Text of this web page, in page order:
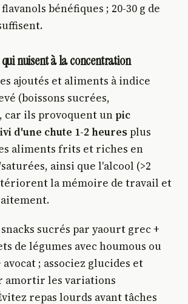
bénéfiques ; 20-30 g de
nuisent à la concentration
ajoutés et aliments à indice
(boissons sucrées,
car ils provoquent un pic
d'une chute 1-2 heuresplus
aliments frits et riches en
ainsi que l'alcool (>2
la mémoire de travail et
sucrés par yaourt grec +
de légumes avec houmous ou
; associez glucides et
amortir les variations
repas lourds avant tâches